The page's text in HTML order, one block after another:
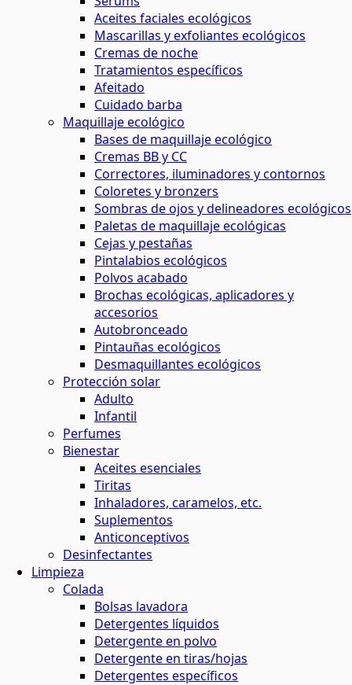
Aceites faciales ecológicos
Mascarillas y exfoliantes ecológicos
Cremas de noche
Tratamientos específicos
Afeitado
Cuidado barba
Maquillaje ecológico
Bases de maquillaje ecológico
Cremas BB y CC
Correctores, iluminadores y contornos
Coloretes y bronzers
Sombras de ojos y delineadores ecológicos
Paletas de maquillaje ecológicas
Cejas y pestañas
Pintalabios ecológicos
Polvos acabado
Brochas ecológicas, aplicadores y
accesorios
Autobronceado
Pintauñas ecológicos
Desmaquillantes ecológicos
Protección solar
Adulto
Infantil
Perfumes
Bienestar
Aceites esenciales
Tiritas
Inhaladores, caramelos, etc.
Suplementos
Anticonceptivos
Desinfectantes
Limpieza
Colada
Bolsas lavadora
Detergentes líquidos
Detergente en polvo
Detergente en tiras/hojas
Detergentes específicos